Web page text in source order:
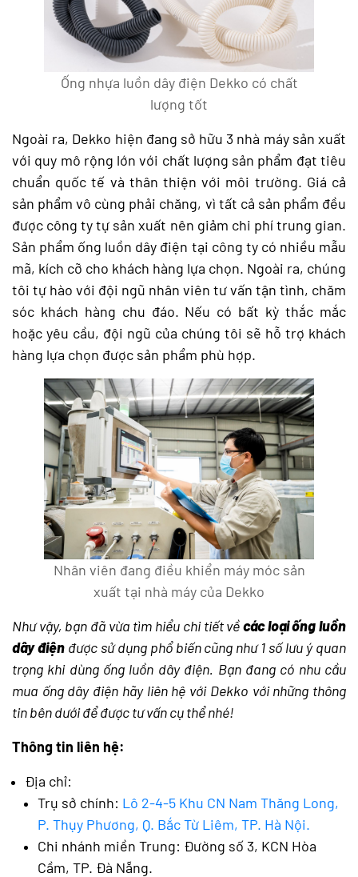
Ống nhựa luồn dây điện Dekko có chất
lượng tốt
Ngoài ra, Dekko hiện đang sở hữu 3 nhà máy sản xuất
với quy mô rộng lớn với chất lượng sản phẩm đạt tiêu
chuẩn quốc tế và thân thiện với môi trường. Giá cả
sản phẩm vô cùng phải chăng, vì tất cả sản phẩm đều
được công ty tự sản xuất nên giảm chi phí trung gian.
Sản phẩm ống luồn dây điện tại công ty có nhiều mẫu
mã, kích cỡ cho khách hàng lựa chọn. Ngoài ra, chúng
tôi tự hào với đội ngũ nhân viên tư vấn tận tình, chăm
sóc khách hàng chu đáo. Nếu có bất kỳ thắc mắc
hoặc yêu cầu, đội ngũ của chúng tôi sẽ hỗ trợ khách
hàng lựa chọn được sản phẩm phù hợp.
Nhân viên đang điều khiển máy móc sản
xuất tại nhà máy của Dekko
Như vậy, bạn đã vừa tìm hiểu chi tiết vềcác loại ống luồn
dây điệnđược sử dụng phổ biến cũng như 1 số lưu ý quan
trọng khi dùng ống luồn dây điện. Bạn đang có nhu cầu
mua ống dây điện hãy liên hệ với Dekko với những thông
tin bên dưới để được tư vấn cụ thể nhé!
Thông tin liên hệ:
Địa chỉ:
Trụ sở chính: Lô 2-4-5 Khu CN Nam Thăng Long,
P. Thụy Phương, Q. Bắc Từ Liêm, TP. Hà Nội.
Chi nhánh miền Trung: Đường số 3, KCN Hòa
Cầm, TP. Đà Nẵng.